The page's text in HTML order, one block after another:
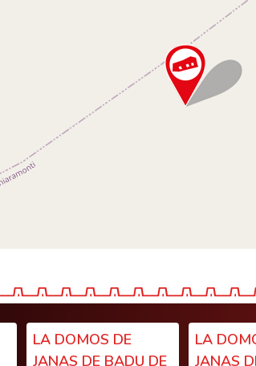
LA DOMOS DE
JANAS DE BADU DE
LA
JANAS